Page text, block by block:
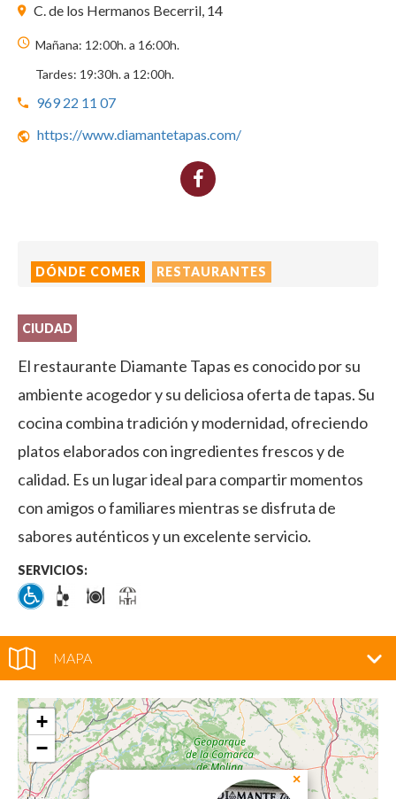
C. de los Hermanos Becerril, 14
Mañana: 12:00h. a 16:00h.
Tardes: 19:30h. a 12:00h.
969 22 11 07
https://www.diamantetapas.com/
DÓNDE COMER RESTAURANTES
CIUDAD
El restaurante Diamante Tapas es conocido por su
ambiente acogedor y su deliciosa oferta de tapas. Su
cocina combina tradición y modernidad, ofreciendo
platos elaborados con ingredientes frescos y de
calidad. Es un lugar ideal para compartir momentos
con amigos o familiares mientras se disfruta de
sabores auténticos y un excelente servicio.
SERVICIOS:
MAPA
×
+
−